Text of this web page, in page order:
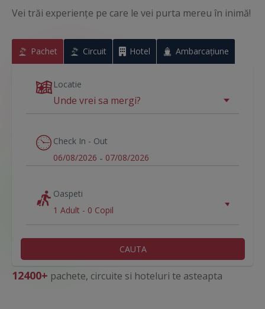
Vei trăi experiențe pe care le vei purta mereu în inimă!
Pachet Circuit Hotel Ambarcațiune
Locatie
Check In - Out
06/08/2026 - 07/08/2026
Oaspeti
1 Adult - 0 Copil
CAUTA
12400+ pachete, circuite si hoteluri te asteapta